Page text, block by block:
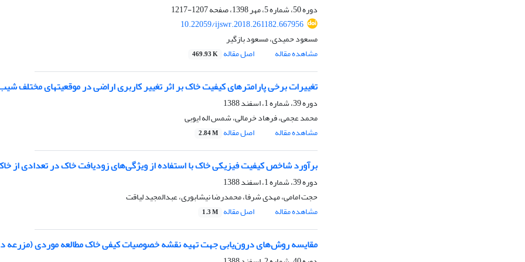
دوره 50، شماره 5، مهر 1398، صفحه
1207-1217
10.22059/ijswr.2018.261182.667956
مسعود حمیدی، مسعود بازگیر
مشاهده مقاله
اصل مقاله 469.93 K
تغییرات برخی پارامترهای کیفیت خاک بر اثر تغییر کاربری اراضی در موقعیتهای
دوره 39، شماره 1، اسفند 1388
محمد عجمی، فرهاد خرمالی، شمس اله ایوبی
مشاهده مقاله
اصل مقاله 2.84 M
برآورد شاخص کیفیت فیزیکی خاک با استفاده از ویژگی‌های زودیافت خاک در تعدادی از
دوره 39، شماره 1، اسفند 1388
حجت امامی، مهدی شرفا، محمدرضا نیشابوری، عبدالمجید لیاقت
مشاهده مقاله
اصل مقاله 1.3 M
مقایسه روش‌های درون‌یابی جهت تهیه نقشه خصوصیات کیفی خاک مطالعه موردی (مزرعه